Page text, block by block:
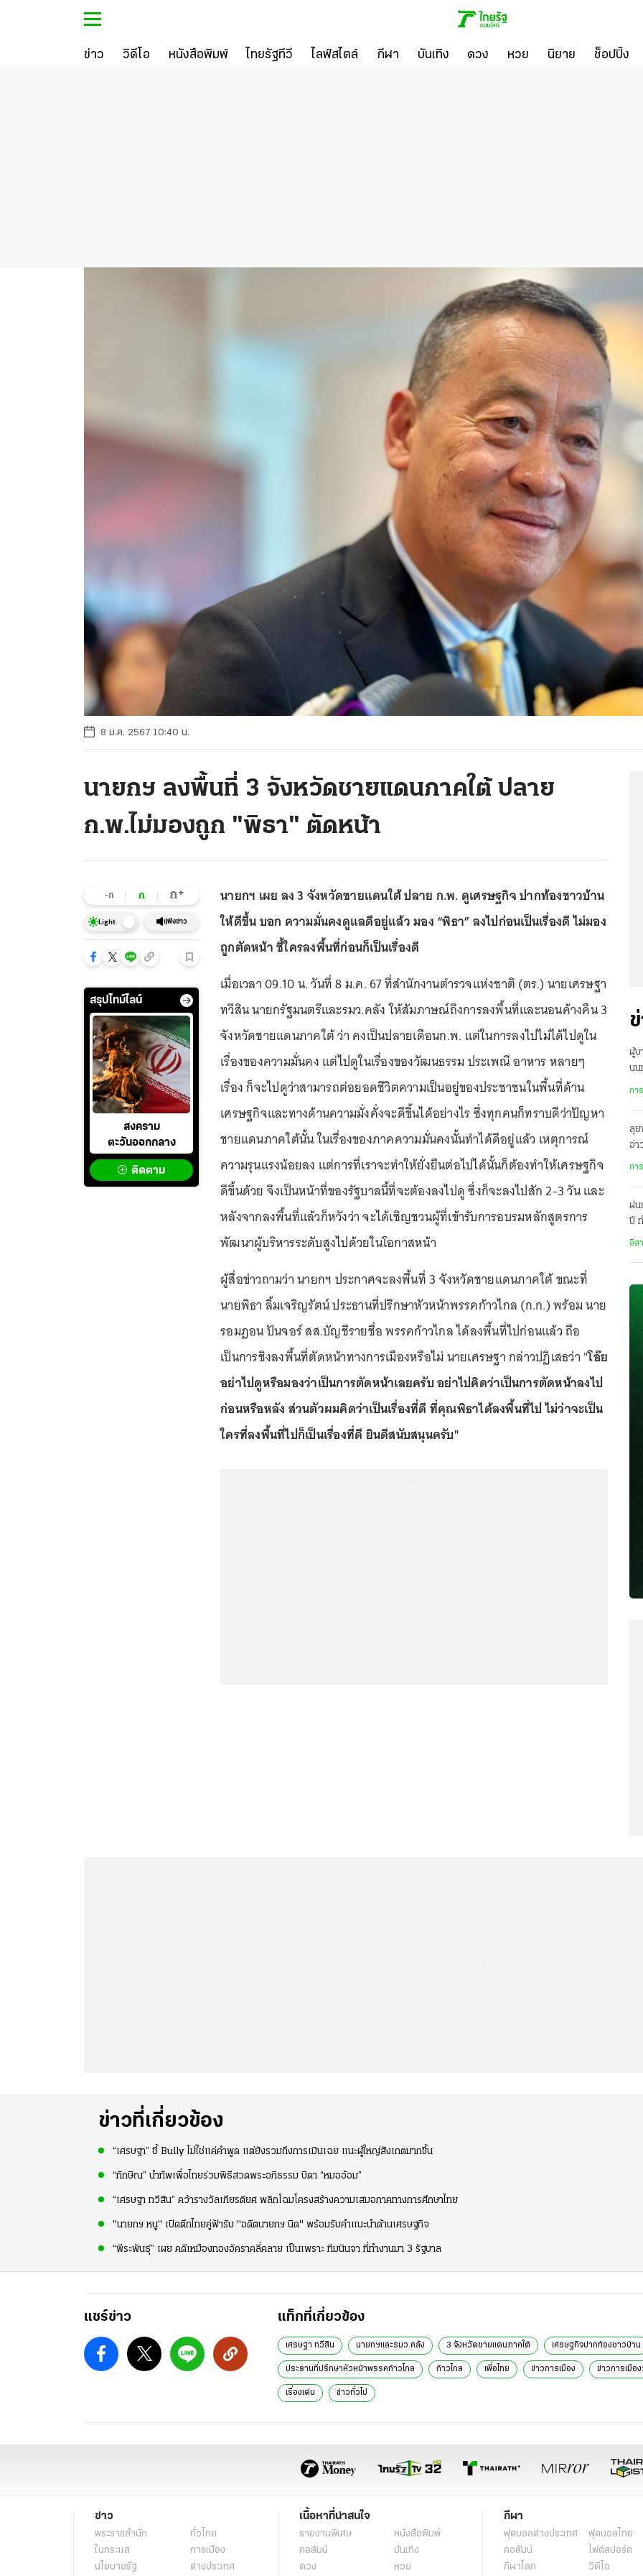
ข่าว วิดีโอ หนังสือพิมพ์ ไทยรัฐทีวี ไลฟ์สไตล์ กีฬา บันเทิง ดวง หวย นิยาย ช็อปปิ้ง
8 ม.ค. 2567 10:40 น.
นายกฯ ลงพื้นที่ 3 จังหวัดชายแดนภาคใต้ ปลาย
ก.พ.ไม่มองถูก "พิธา" ตัดหน้า
-ก ก ก+
Light ฟังข่าว
สรุปไทม์ไลน์
สงคราม
ตะวันออกกลาง
ติดตาม
นายกฯ เผย ลง 3 จังหวัดชายแดนใต้ ปลาย ก.พ. ดูเศรษฐกิจ ปากท้องชาวบ้าน
ให้ดีขึ้น บอก ความมั่นคงดูแลดีอยู่แล้ว มอง “พิธา” ลงไปก่อนเป็นเรื่องดี ไม่มอง
ถูกตัดหน้า ชี้ใครลงพื้นที่ก่อนก็เป็นเรื่องดี
เมื่อเวลา 09.10 น. วันที่ 8 ม.ค. 67 ที่สำนักงานตำรวจแห่งชาติ (ตร.) นายเศรษฐา
ทวีสิน นายกรัฐมนตรีและรมว.คลัง ให้สัมภาษณ์ถึงการลงพื้นที่และนอนค้างคืน 3
จังหวัดชายแดนภาคใต้ ว่า คงเป็นปลายเดือนก.พ. แต่ในการลงไปไม่ได้ไปดูใน
เรื่องของความมั่นคง แต่ไปดูในเรื่องของวัฒนธรรม ประเพณี อาหาร หลายๆ
เรื่อง ก็จะไปดูว่าสามารถต่อยอดชีวิตความเป็นอยู่ของประชาชนในพื้นที่ด้าน
เศรษฐกิจและทางด้านความมั่งคั่งจะดีขึ้นได้อย่างไร ซึ่งทุกคนก็ทราบดีว่าปัญหา
ชายแดนภาคใต้นั้น ในเรื่องของภาคความมั่นคงนั้นทำได้ดีอยู่แล้ว เหตุการณ์
ความรุนแรงน้อยลง แต่การที่เราจะทำให้ยั่งยืนต่อไปได้นั้นก็ต้องทำให้เศรษฐกิจ
ดีขึ้นด้วย จึงเป็นหน้าที่ของรัฐบาลนี้ที่จะต้องลงไปดู ซึ่งก็จะลงไปสัก 2-3 วัน และ
หลังจากลงพื้นที่แล้วก็หวังว่า จะได้เชิญชวนผู้ที่เข้ารับการอบรมหลักสูตรการ
พัฒนาผู้บริหารระดับสูงไปด้วยในโอกาสหน้า
ผู้สื่อข่าวถามว่า นายกฯ ประกาศจะลงพื้นที่ 3 จังหวัดชายแดนภาคใต้ ขณะที่
นายพิธา ลิ้มเจริญรัตน์ ประธานที่ปรึกษาหัวหน้าพรรคก้าวไกล (ก.ก.) พร้อม นาย
รอมฎอน ปันจอร์ สส.บัญชีรายชื่อ พรรคก้าวไกล ได้ลงพื้นที่ไปก่อนแล้ว ถือ
เป็นการชิงลงพื้นที่ตัดหน้าทางการเมืองหรือไม่ นายเศรษฐา กล่าวปฏิเสธว่า "โอ๊ย
อย่าไปดูหรือมองว่าเป็นการตัดหน้าเลยครับ อย่าไปคิดว่าเป็นการตัดหน้าลงไป
ก่อนหรือหลัง ส่วนตัวผมคิดว่าเป็นเรื่องที่ดี ที่คุณพิธาได้ลงพื้นที่ไป ไม่ว่าจะเป็น
ใครที่ลงพื้นที่ไปก็เป็นเรื่องที่ดี ยินดีสนับสนุนครับ"
ผู้บ
นน
กา
ลุ
อ่า
กา
ฝน
ปี
เมื
อีส
ข่าวที่เกี่ยวข้อง
“เศรษฐา” ชี้ Bully ไม่ใช่แค่คำพูด แต่ยังรวมถึงการเมินเฉย แนะผู้ใหญ่สังเกตมากขึ้น
“ทักษิณ” นำทัพเพื่อไทยร่วมพิธีสวดพระอภิธรรม บิดา “หมออ้อม”
“เศรษฐา ทวีสิน” คว้ารางวัลเกียรติยศ พลิกโฉมโครงสร้างความเสมอภาคทางการศึกษาไทย
"นายกฯ หนู" เปิดตึกไทยคู่ฟ้ารับ "อดีตนายกฯ นิด" พร้อมรับคำแนะนำด้านเศรษฐกิจ
“พีระพันธุ์” เผย คดีเหมืองทองอัคราคลี่คลาย เป็นเพราะ ทีมนินจา ที่ทำงานมา 3 รัฐบาล
แชร์ข่าว แท็กที่เกี่ยวข้อง
เศรษฐา ทวีสิน นายกฯและรมว.คลัง 3 จังหวัดชายแดนภาคใต้ เศรษฐกิจปากท้องชาวบ้าน
ประธานที่ปรึกษาหัวหน้าพรรคก้าวไกล ก้าวไกล เพื่อไทย ข่าวการเมือง ข่าวการเมือ
เรื่องเด่น ข่าวทั่วไป
ข่าว
พระราชสำนัก
ทั่วไทย
ในกระแส
การเมือง
นโยบายรัฐ
ต่างประเทศ
เนื้อหาที่น่าสนใจ
รายงานพิเศษ
หนังสือพิมพ์
คอลัมน์
บันเทิง
ดวง
หวย
กีฬา
ฟุตบอลต่่างประเทศ
ฟุตบอลไทย
คอลัมน์
ไฟต์สปอร์ต
กีฬาโลก
วิดีโอ